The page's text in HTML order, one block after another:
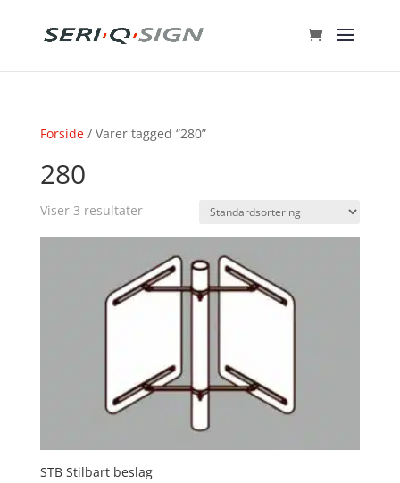
Forside/ Varer tagged “280”
280
Viser 3 resultater
STB Stilbart beslag